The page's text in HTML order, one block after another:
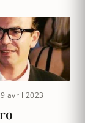
avril 2023